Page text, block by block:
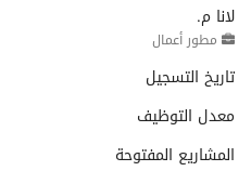
لانا م.
مطور أعمال
تاريخ التسجيل
معدل التوظيف
المشاريع المفتوحة